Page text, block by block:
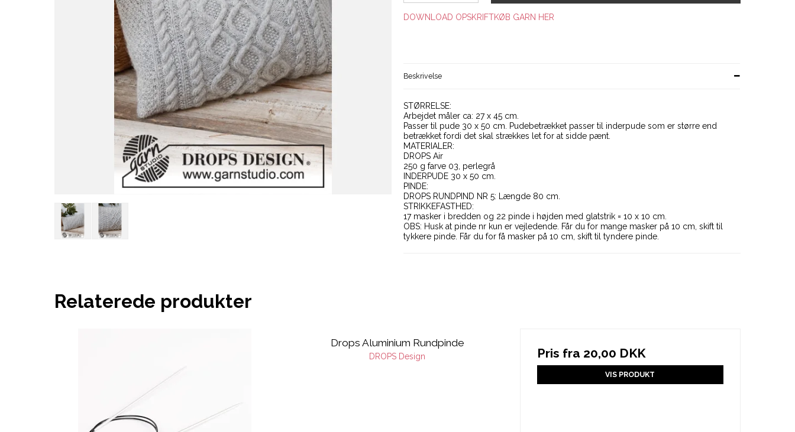
DOWNLOAD OPSKRIFTKØB GARN HER
Beskrivelse
STØRRELSE:
Arbejdet måler ca: 27 x 45 cm.
Passer til pude 30 x 50 cm. Pudebetrækket passer til inderpude som er større end
betrækket fordi det skal strækkes let for at sidde pænt.
MATERIALER:
DROPS Air
250 g farve 03, perlegrå
INDERPUDE 30 x 50 cm.
PINDE:
DROPS RUNDPIND NR 5: Længde 80 cm.
STRIKKEFASTHED:
17 masker i bredden og 22 pinde i højden med glatstrik = 10 x 10 cm.
OBS: Husk at pinde nr kun er vejledende. Får du for mange masker på 10 cm, skift til
tykkere pinde. Får du for få masker på 10 cm, skift til tyndere pinde.
Relaterede produkter
Drops Aluminium Rundpinde
DROPS Design Pris fra 20,00 DKK
VIS PRODUKT